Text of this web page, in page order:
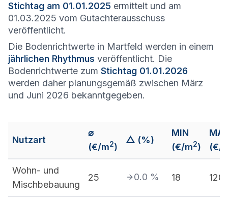
Stichtag am 01.01.2025 ermittelt und am
01.03.2025 vom Gutachterausschuss
veröffentlicht.
Die Bodenrichtwerte in Martfeld werden in einem
jährlichen Rhythmus veröffentlicht. Die
Bodenrichtwerte zum Stichtag 01.01.2026
werden daher planungsgemäß zwischen März
und Juni 2026 bekanntgegeben.
Nutzart
⌀
(€/m2)
△ (%)
MIN
(€/m2)
(€/
Wohn- und
Mischbebauung
25 0.0 % 18 120